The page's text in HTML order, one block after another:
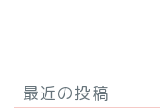
最近の投稿